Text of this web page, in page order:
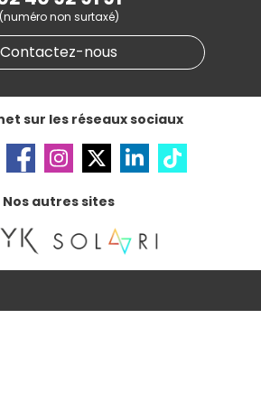
etcookies
(numéro non surtaxé)
Contactez-nous
sur les réseaux sociaux
Nos autres sites